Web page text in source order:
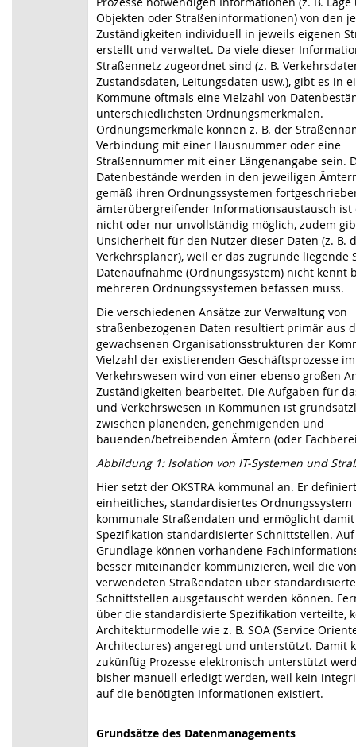
Objekten oder Straßeninformationen) von den
Zuständigkeiten individuell in jeweils eigenen
erstellt und verwaltet. Da viele dieser
Straßennetz zugeordnet sind (z. B.
Zustandsdaten, Leitungsdaten usw.), gibt es in
Kommune oftmals eine Vielzahl von
unterschiedlichsten Ordnungsmerkmalen.
Ordnungsmerkmale können z. B. der
Verbindung mit einer Hausnummer oder eine
Straßennummer mit einer Längenangabe sein.
Datenbestände werden in den jeweiligen
gemäß ihren Ordnungssystemen
ämterübergreifender Informationsaustausch ist
nicht oder nur unvollständig möglich, zudem
Unsicherheit für den Nutzer dieser Daten (z. B.
Verkehrsplaner), weil er das zugrunde liegende
Datenaufnahme (Ordnungssystem) nicht kennt
mehreren Ordnungssystemen befassen muss.
Die verschiedenen Ansätze zur Verwaltung von
straßenbezogenen Daten resultiert primär aus
gewachsenen Organisationsstrukturen der
Vielzahl der existierenden Geschäftsprozesse
Verkehrswesen wird von einer ebenso großen
Zuständigkeiten bearbeitet. Die Aufgaben für
und Verkehrswesen in Kommunen ist
zwischen planenden, genehmigenden und
bauenden/betreibenden Ämtern (oder
Abbildung 1: Isolation von IT-Systemen und
Hier setzt der OKSTRA kommunal an. Er
einheitliches, standardisiertes
kommunale Straßendaten und ermöglicht
Spezifikation standardisierter Schnittstellen.
Grundlage können vorhandene
besser miteinander kommunizieren, weil die
verwendeten Straßendaten über standardisierte
Schnittstellen ausgetauscht werden können.
über die standardisierte Spezifikation verteilte,
Architekturmodelle wie z. B. SOA (Service
Architectures) angeregt und unterstützt. Damit
zukünftig Prozesse elektronisch unterstützt
bisher manuell erledigt werden, weil kein
auf die benötigten Informationen existiert.
Grundsätze des Datenmanagements